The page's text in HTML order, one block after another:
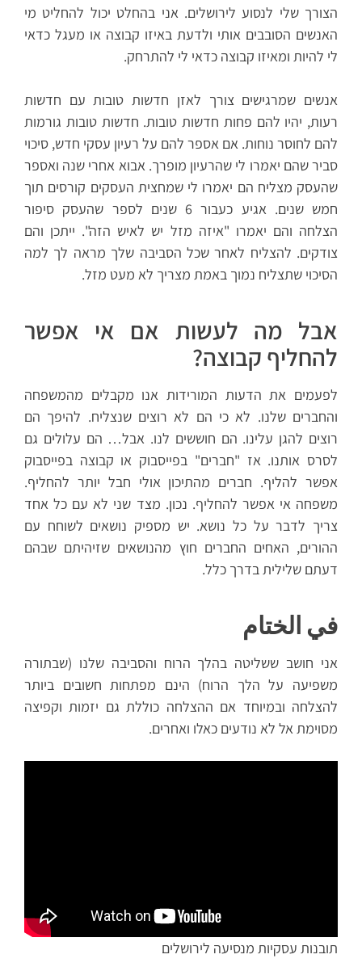
הצורך שלי לנסוע לירושלים. אני בהחלט יכול להחליט מי
האנשים הסובבים אותי ולדעת באיזו קבוצה או מעגל כדאי
לי להיות ומאיזו קבוצה כדאי לי להתרחק.
אנשים שמרגישים צורך לאזן חדשות טובות עם חדשות
רעות, יהיו להם פחות חדשות טובות. חדשות טובות גורמות
להם לחוסר נוחות. אם אספר להם על רעיון עסקי חדש, סיכוי
סביר שהם יאמרו לי שהרעיון מופרך. אבוא אחרי שנה ואספר
שהעסק מצליח הם יאמרו לי שמחצית העסקים קורסים תוך
חמש שנים. אגיע כעבור 6 שנים לספר שהעסק סיפור
הצלחה והם יאמרו "איזה מזל יש לאיש הזה". ייתכן והם
צודקים. להצליח לאחר שכל הסביבה שלך מראה לך למה
הסיכוי שתצליח נמוך באמת מצריך לא מעט מזל.
אבל מה לעשות אם אי אפשר
להחליף קבוצה?
לפעמים את הדעות המורידות אנו מקבלים מהמשפחה
והחברים שלנו. לא כי הם לא רוצים שנצליח. להיפך הם
רוצים להגן עלינו. הם חוששים לנו. אבל… הם עלולים גם
לסרס אותנו. אז "חברים" בפייסבוק או קבוצה בפייסבוק
אפשר להליף. חברים מהתיכון אולי חבל יותר להחליף.
משפחה אי אפשר להחליף. נכון. מצד שני לא עם כל אחד
צריך לדבר על כל נושא. יש מספיק נושאים לשוחח עם
ההורים, האחים החברים חוץ מהנושאים שזיהיתם שבהם
דעתם שלילית בדרך כלל.
في الختام
אני חושב ששליטה בהלך הרוח והסביבה שלנו (שבתורה
משפיעה על הלך הרוח) הינם מפתחות חשובים ביותר
להצלחה ובמיוחד אם ההצלחה כוללת גם יזמות וקפיצה
מסוימת אל לא נודעים כאלו ואחרים.
תובנות עסקיות מנסיעה לירושלים